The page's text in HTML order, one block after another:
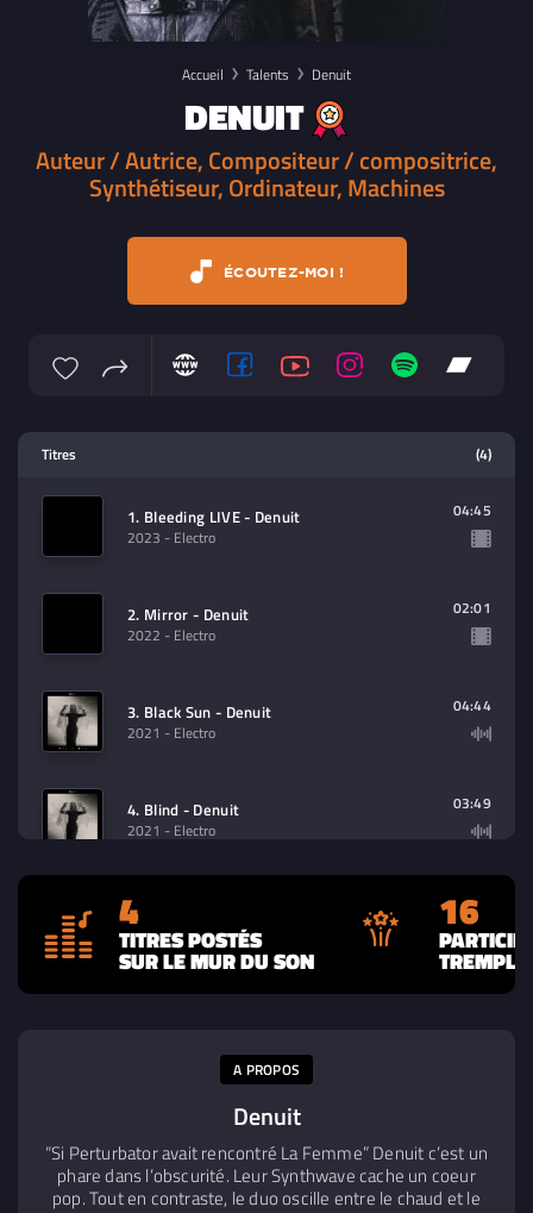
Accueil Talents Denuit
DENUIT
Auteur / Autrice, Compositeur / compositrice,
Synthétiseur, Ordinateur, Machines
ÉCOUTEZ-MOI !
contenu à lire (audio/video)
Titres (4)
1. Bleeding LIVE - Denuit
2023 - Electro
04:45
2. Mirror - Denuit
2022 - Electro
02:01
3. Black Sun - Denuit
2021 - Electro
04:44
4. Blind - Denuit
2021 - Electro
03:49
4
TITRES POSTÉS
SUR LE MUR DU SON
16
A PROPOS
Denuit
“Si Perturbator avait rencontré La Femme” Denuit c’est un
phare dans l’obscurité. Leur Synthwave cache un coeur
pop. Tout en contraste, le duo oscille entre le chaud et le